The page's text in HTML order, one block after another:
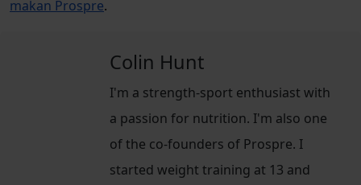
makan Prospre.
Colin Hunt
I'm a strength-sport enthusiast with
a passion for nutrition. I'm also one
of the co-founders of Prospre. I
started weight training at 13 and